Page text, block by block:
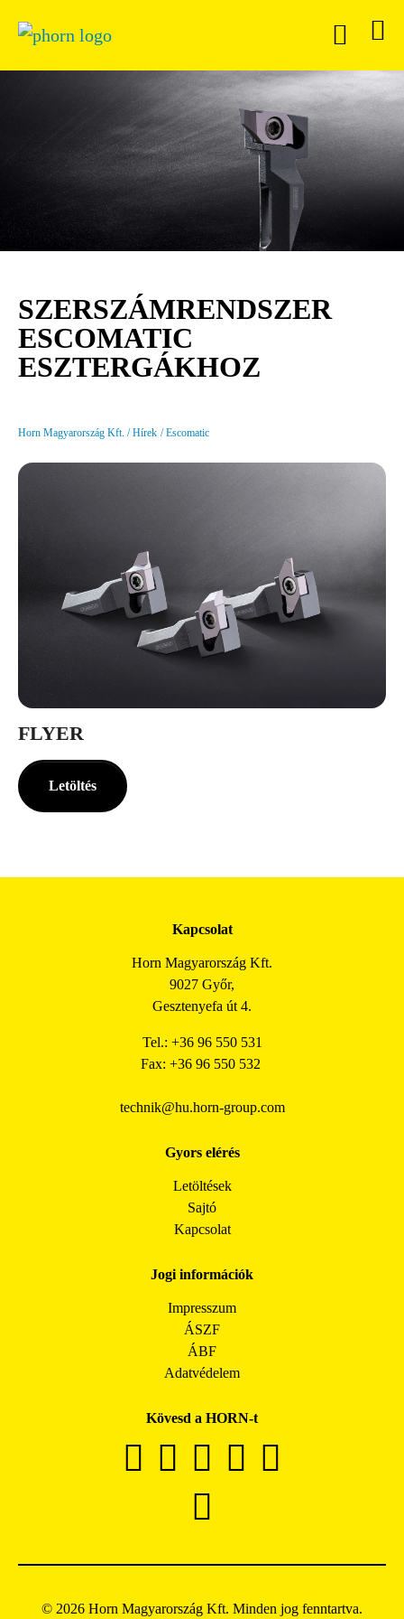
SZERSZÁMRENDSZER
ESCOMATIC
ESZTERGÁKHOZ
Horn Magyarország Kft. Hírek Escomatic
FLYER
Letöltés
Kapcsolat
Horn Magyarország Kft.
9027 Győr,
Gesztenyefa út 4.
Tel.: +36 96 550 531
Fax: +36 96 550 532
technik@hu.horn-group.com
Gyors elérés
Letöltések
Sajtó
Kapcsolat
Jogi információk
Impresszum
ÁSZF
ÁBF
Adatvédelem
Kövesd a HORN-t
© 2026 Horn Magyarország Kft. Minden jog fenntartva.